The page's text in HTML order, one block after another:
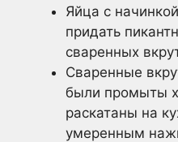
Яйца с
придать
сваренных
Сваренные
были промыты
раскатаны на
умеренным